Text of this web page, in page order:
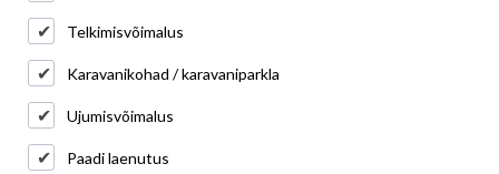
Telkimisvõimalus
Karavanikohad / karavaniparkla
Ujumisvõimalus
Paadi laenutus